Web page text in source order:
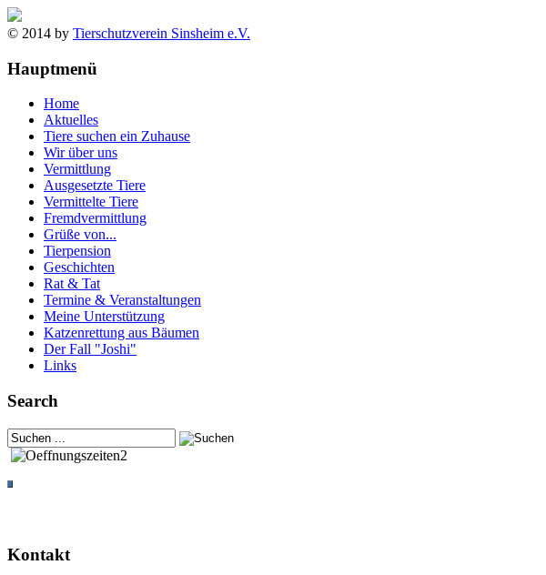
© 2014 by Tierschutzverein Sinsheim e.V.
Hauptmenü
Home
Aktuelles
Tiere suchen ein Zuhause
Wir über uns
Vermittlung
Ausgesetzte Tiere
Vermittelte Tiere
Fremdvermittlung
Grüße von...
Tierpension
Geschichten
Rat & Tat
Termine & Veranstaltungen
Meine Unterstützung
Katzenrettung aus Bäumen
Der Fall "Joshi"
Links
Search
Kontakt